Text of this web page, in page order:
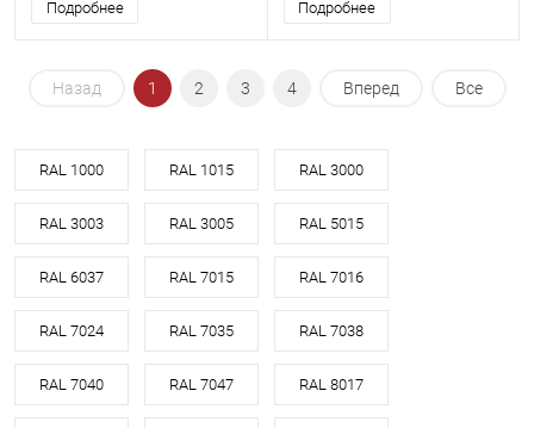
Подробнее Подробнее
Назад 1 2 3 4 Вперед Все
RAL 1000 RAL 1015 RAL 3000
RAL 3003 RAL 3005 RAL 5015
RAL 6037 RAL 7015 RAL 7016
RAL 7024 RAL 7035 RAL 7038
RAL 7040 RAL 7047 RAL 8017